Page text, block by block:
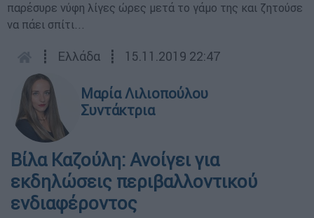
παρέσυρε νύφη λίγες ώρες μετά το γάμο της και ζητούσε
να πάει σπίτι...
┋ Ελλάδα ┋ 15.11.2019 22:47
Μαρία Λιλιοπούλου
Συντάκτρια
Βίλα Καζούλη: Ανοίγει για
εκδηλώσεις περιβαλλοντικού
ενδιαφέροντος